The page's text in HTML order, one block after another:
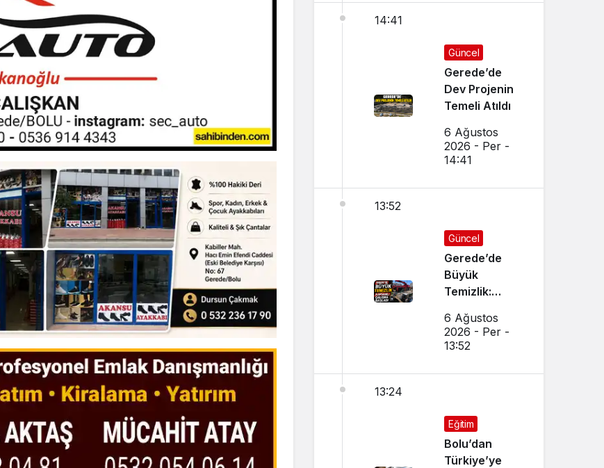
14:41
Güncel
Gerede’de
Dev Projenin
Temeli Atıldı
6 Ağustos
2026 - Per -
14:41
13:52
Güncel
Gerede’de
Büyük
Temizlik:
Çalışma
Başlatıldı
6 Ağustos
2026 - Per -
13:52
13:24
Eğitim
Bolu’dan
Türkiye’ye